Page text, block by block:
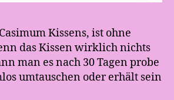
Kissens, ist ohne
das Kissen wirklich nichts
man es nach 30 Tagen probe
umtauschen oder erhält sein